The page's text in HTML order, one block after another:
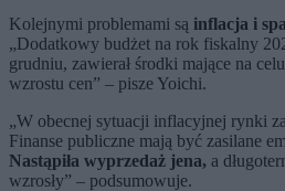
Kolejnymi problemami są inflacja i
„Dodatkowy budżet na rok fiskalny
grudniu, zawierał środki mające na
wzrostu cen” – pisze Yoichi.
„W obecnej sytuacji inflacyjnej rynki
Finanse publiczne mają być zasilane
Nastąpiła wyprzedaż jena, a
wzrosły” – podsumowuje.